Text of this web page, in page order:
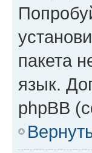
пакета
язык.
phpBB